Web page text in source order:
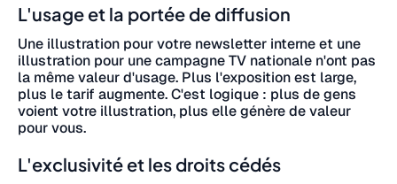
L'usage et la portée de diffusion
Une illustration pour votre newsletter interne et une
illustration pour une campagne TV nationale n'ont pas
la même valeur d'usage. Plus l'exposition est large,
plus le tarif augmente. C'est logique : plus de gens
voient votre illustration, plus elle génère de valeur
pour vous.
L'exclusivité et les droits cédés